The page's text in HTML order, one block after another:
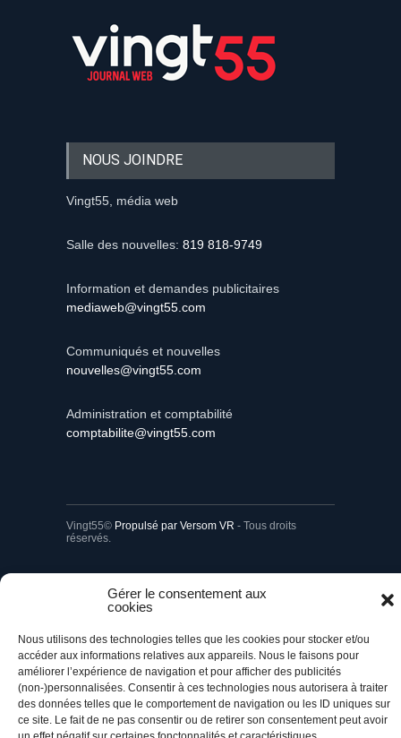
Gérer le consentement aux
cookies
Nous utilisons des technologies telles que les cookies pour stocker et/ou
accéder aux informations relatives aux appareils. Nous le faisons pour
améliorer l’expérience de navigation et pour afficher des publicités
(non-)personnalisées. Consentir à ces technologies nous autorisera à traiter
des données telles que le comportement de navigation ou les ID uniques sur
ce site. Le fait de ne pas consentir ou de retirer son consentement peut avoir
NOUS JOINDRE
Vingt55, média web
Salle des nouvelles: 819 818-9749
Information et demandes publicitaires
mediaweb@vingt55.com
Communiqués et nouvelles
nouvelles@vingt55.com
Administration et comptabilité
comptabilite@vingt55.com
Vingt55© Propulsé par Versom VR
- Tous droits
réservés.